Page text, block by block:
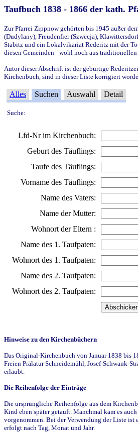
Taufbuch 1838 - 1866 der kath.
Zur Pfarrei Zippnow gehörten bis 1945 außer
(Dudylany), Freudenfier (Szwecja),
Stabitz und ein Lokalvikariat Rederitz mit der
diesen Gemeinden - wohl noch aus
Autor dieser Abschrift ist der gebürtige
Kirchenbuch, sind in dieser Liste korrigiert
Alles Suchen Auswahl Detail
Suche:
Lfd-Nr im Kirchenbuch:
Geburt des Täuflings:
Taufe des Täuflings:
Vorname des Täuflings:
Name des Vaters:
Name der Mutter:
Wohnort der Eltern :
Name des 1. Taufpaten:
Wohnort des 1. Taufpaten:
Name des 2. Taufpaten:
Wohnort des 2. Taufpaten:
Hinweise zu den Kirchenbüchern
Das Original-Kirchenbuch von Januar 1838 bis
Freien Prälatur Schneidemühl, Josef-Schwank-
erlaubt.
Die Reihenfolge der Einträge
Die ursprüngliche Reihenfolge aus dem
Kind eben später getauft. Manchmal kam es
vorgenommen. Bei der Verwendung der Liste
erfolgt nach Tag, Monat und Jahr.